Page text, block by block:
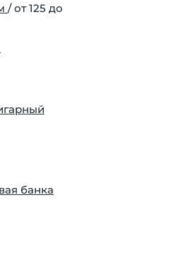
/ от 125 до
банка